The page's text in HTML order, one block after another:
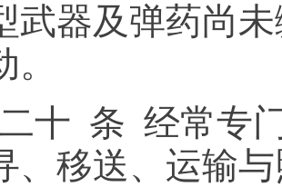
武器及弹药尚
十 条 经常专
、移送、运输